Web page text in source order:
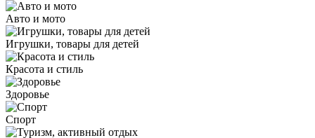
Авто и мото
Игрушки, товары для детей
Красота и стиль
Здоровье
Спорт